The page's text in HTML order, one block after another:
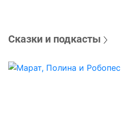
Сказки и подкасты